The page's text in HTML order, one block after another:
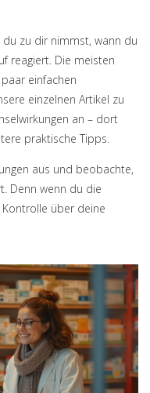
zu dir nimmst, wann du
reagiert. Die meisten
einfachen
einzelnen Artikel zu
an – dort
praktische Tipps.
aus und beobachte,
Denn wenn du die
über deine